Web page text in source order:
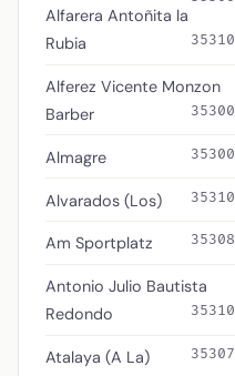
Alfarera Antoñita la
Rubia
35310
Alferez Vicente Monzon
Barber
35300
Almagre 35300
Alvarados (Los) 35310
Am Sportplatz 35308
Antonio Julio Bautista
Redondo
35310
Atalaya (A La) 35307